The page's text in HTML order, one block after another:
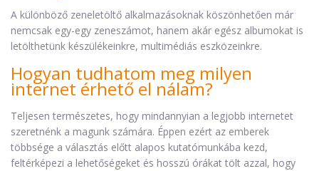
A különböző zeneletöltő alkalmazásoknak köszönhetően már
nemcsak egy-egy zeneszámot, hanem akár egész albumokat is
letölthetünk készülékeinkre, multimédiás eszközeinkre.
Hogyan tudhatom meg milyen
internet érhető el nálam?
Teljesen természetes, hogy mindannyian a legjobb internetet
szeretnénk a magunk számára. Éppen ezért az emberek
többsége a választás előtt alapos kutatómunkába kezd,
feltérképezi a lehetőségeket és hosszú órákat tölt azzal, hogy